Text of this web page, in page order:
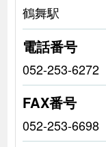
鶴舞駅
電話番号
052-253-6272
FAX番号
052-253-6698